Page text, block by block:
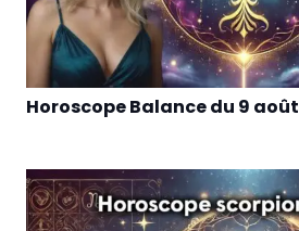
Horoscope Balance du 9 août